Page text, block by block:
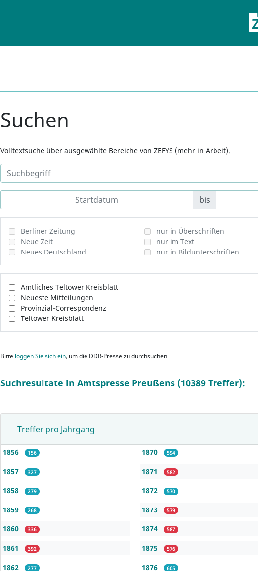
Suchen
Volltextsuche über ausgewählte Bereiche von ZEFYS (mehr in Arbeit).
bis
Berliner Zeitung
Neue Zeit
Neues Deutschland
nur in Überschriften
nur im Text
nur in Bildunterschriften
Amtliches Teltower Kreisblatt
Neueste Mitteilungen
Provinzial-Correspondenz
Teltower Kreisblatt
Bitte loggen Sie sich ein, um die DDR-Presse zu durchsuchen
Suchresultate in Amtspresse Preußens (10389 Treffer):
Treffer pro Jahrgang
1856 156
1857 327
1858 279
1859 268
1860 336
1861 392
1862 277
1870 594
1871 582
1872 570
1873 579
1874 587
1875 576
1876 605